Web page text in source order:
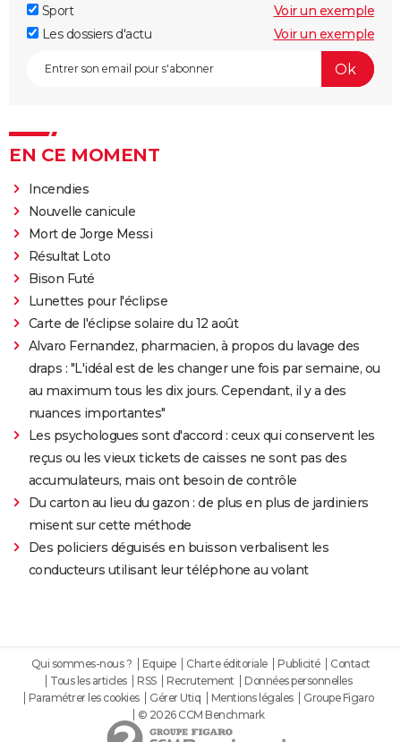
Sport
Voir un exemple
Les dossiers d'actu
Voir un exemple
EN CE MOMENT
Incendies
Nouvelle canicule
Mort de Jorge Messi
Résultat Loto
Bison Futé
Lunettes pour l'éclipse
Carte de l'éclipse solaire du 12 août
Alvaro Fernandez, pharmacien, à propos du lavage des
draps : "L'idéal est de les changer une fois par semaine, ou
au maximum tous les dix jours. Cependant, il y a des
nuances importantes"
Les psychologues sont d'accord : ceux qui conservent les
reçus ou les vieux tickets de caisses ne sont pas des
accumulateurs, mais ont besoin de contrôle
Du carton au lieu du gazon : de plus en plus de jardiniers
misent sur cette méthode
Des policiers déguisés en buisson verbalisent les
conducteurs utilisant leur téléphone au volant
Qui sommes-nous ? Equipe Charte éditoriale Publicité
Contact
Tous les articles
RSS Recrutement
Données personnelles
Paramétrer les cookies
Gérer Utiq Mentions légales
Groupe Figaro
© 2026 CCM Benchmark